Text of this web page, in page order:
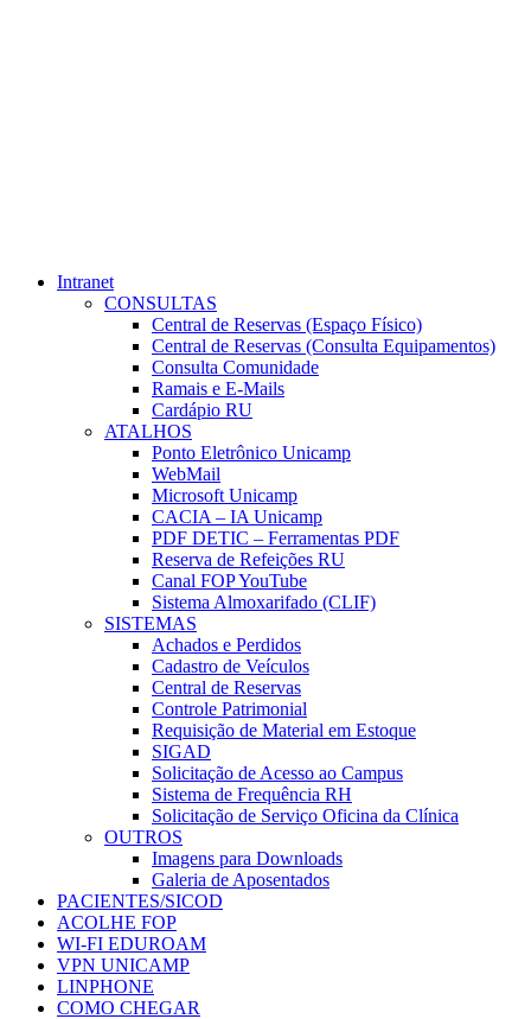
Intranet
CONSULTAS
Central de Reservas (Espaço Físico)
Central de Reservas (Consulta Equipamentos)
Consulta Comunidade
Ramais e E-Mails
Cardápio RU
ATALHOS
Ponto Eletrônico Unicamp
WebMail
Microsoft Unicamp
CACIA – IA Unicamp
PDF DETIC – Ferramentas PDF
Reserva de Refeições RU
Canal FOP YouTube
Sistema Almoxarifado (CLIF)
SISTEMAS
Achados e Perdidos
Cadastro de Veículos
Central de Reservas
Controle Patrimonial
Requisição de Material em Estoque
SIGAD
Solicitação de Acesso ao Campus
Sistema de Frequência RH
Solicitação de Serviço Oficina da Clínica
OUTROS
Imagens para Downloads
Galeria de Aposentados
PACIENTES/SICOD
ACOLHE FOP
WI-FI EDUROAM
VPN UNICAMP
LINPHONE
COMO CHEGAR